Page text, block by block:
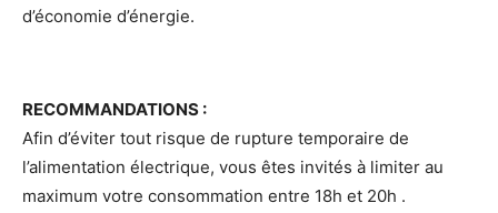
d’économie d’énergie.
RECOMMANDATIONS :
Afin d’éviter tout risque de rupture temporaire de
l’alimentation électrique, vous êtes invités à limiter au
maximum votre consommation entre 18h et 20h .